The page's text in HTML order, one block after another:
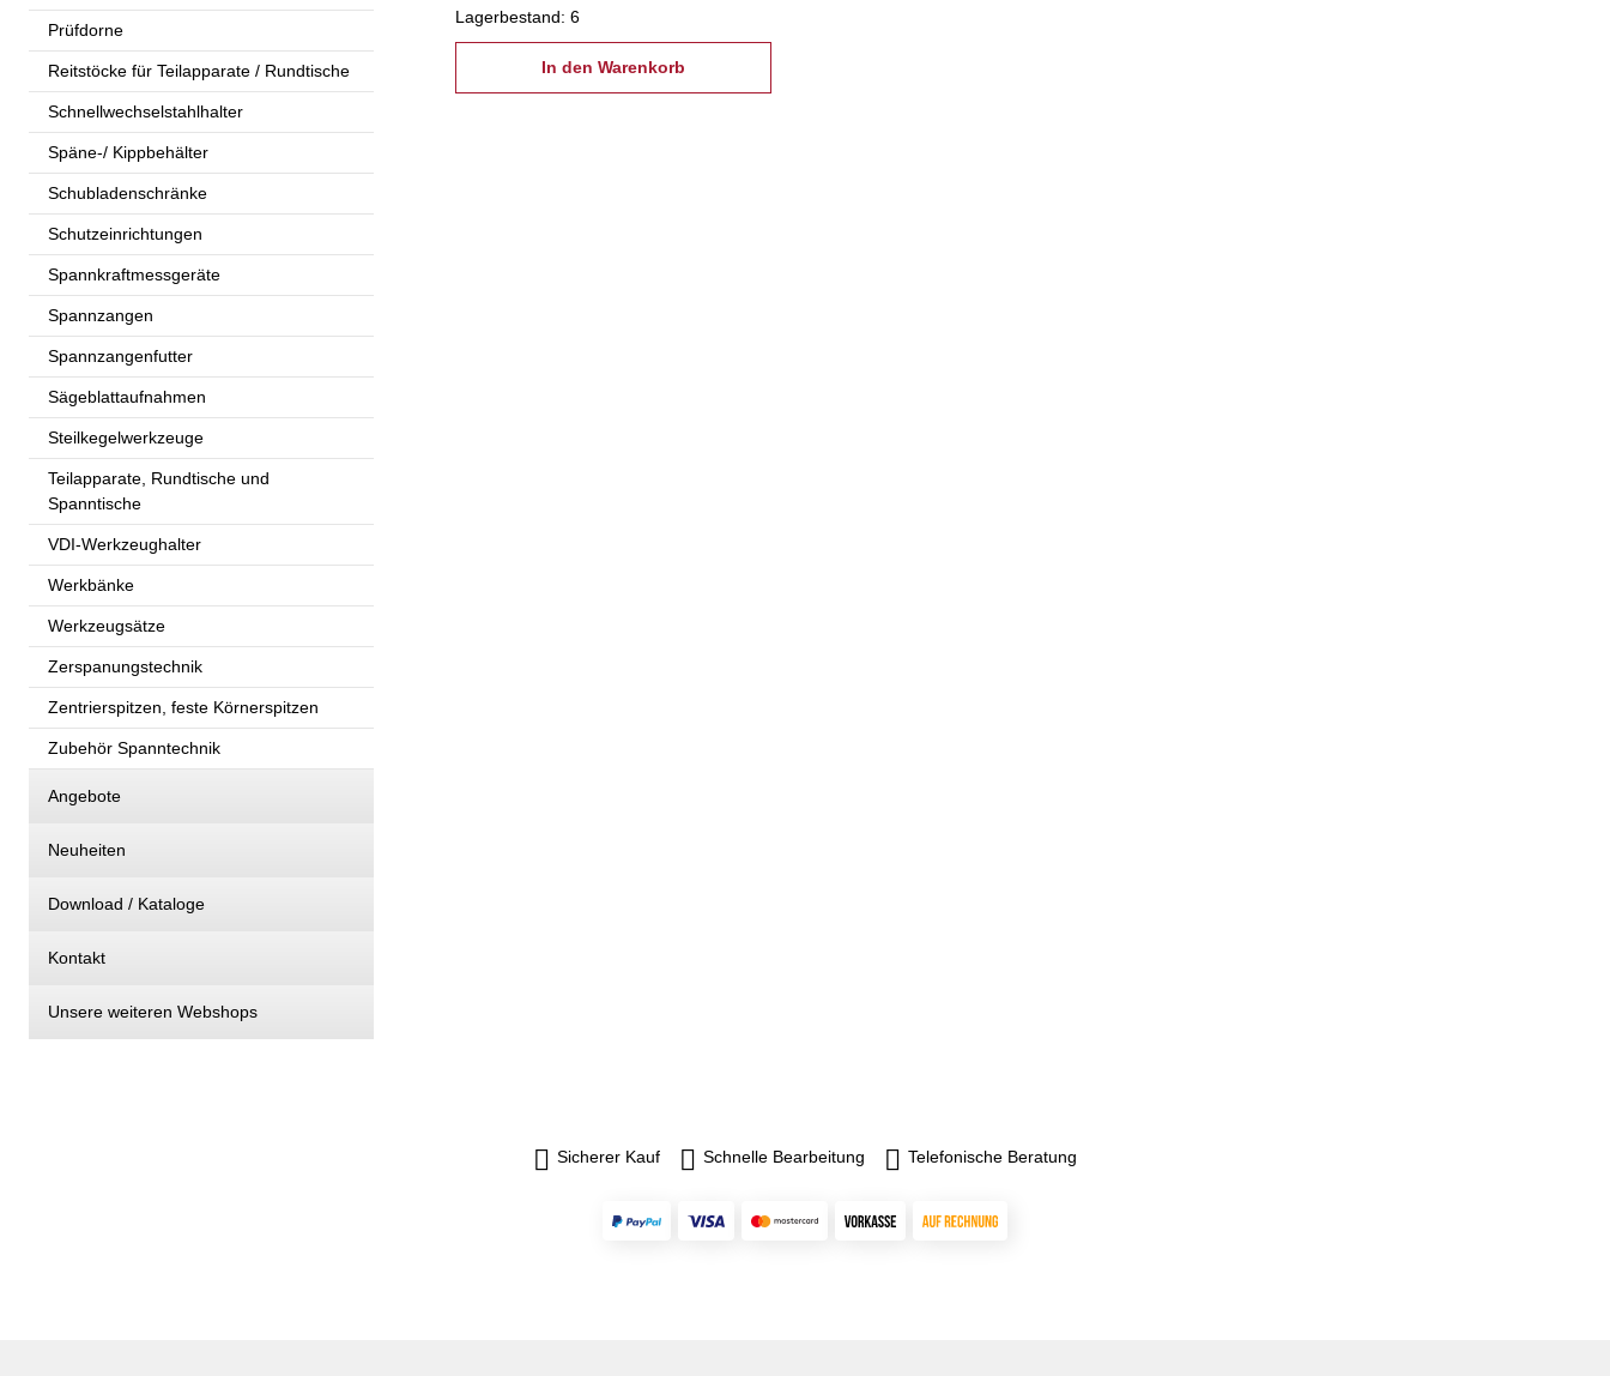
Prüfdorne
Reitstöcke für Teilapparate / Rundtische
Schnellwechselstahlhalter
Späne-/ Kippbehälter
Schubladenschränke
Schutzeinrichtungen
Spannkraftmessgeräte
Spannzangen
Spannzangenfutter
Sägeblattaufnahmen
Steilkegelwerkzeuge
Teilapparate, Rundtische und
Spanntische
VDI-Werkzeughalter
Werkbänke
Werkzeugsätze
Zerspanungstechnik
Zentrierspitzen, feste Körnerspitzen
Zubehör Spanntechnik
Angebote
Neuheiten
Download / Kataloge
Kontakt
Unsere weiteren Webshops
Lagerbestand: 6
In den Warenkorb
Sicherer Kauf Schnelle Bearbeitung Telefonische Beratung